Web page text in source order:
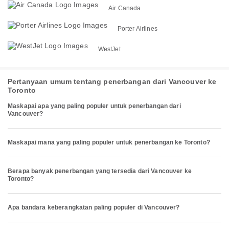
Air Canada
Porter Airlines
WestJet
Pertanyaan umum tentang penerbangan dari Vancouver ke
Toronto
Maskapai apa yang paling populer untuk penerbangan dari
Vancouver?
Maskapai mana yang paling populer untuk penerbangan ke Toronto?
Berapa banyak penerbangan yang tersedia dari Vancouver ke
Toronto?
Apa bandara keberangkatan paling populer di Vancouver?